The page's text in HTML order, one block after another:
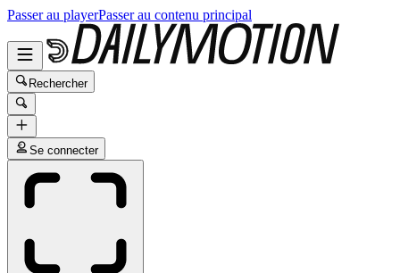
Passer au playerPasser au contenu principal
Rechercher
Se connecter